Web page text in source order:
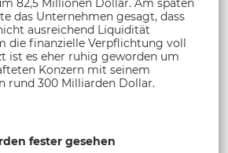
das Unternehmen gesagt, dass
ausreichend Liquidität
die finanzielle Verpflichtung voll
ist es eher ruhig geworden um
Konzern mit seinem
rund 300 Milliarden Dollar.
fester gesehen